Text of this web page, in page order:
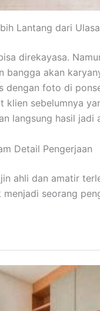
Lantang dari
direkayasa.
bangga akan
dengan foto di
klien sebelumnya
langsung hasil
Detail Pengerjaan
ahli dan amatir
seorang